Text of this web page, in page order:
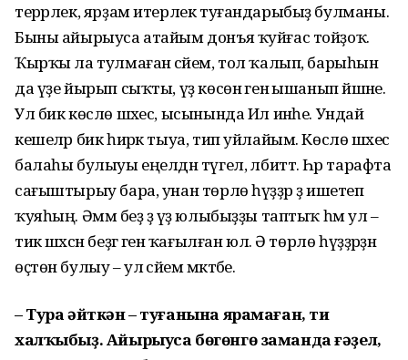
терәрлек, ярҙам итерлек туғандарыбыҙ булманы.
Быны айырыуса атайым донъя ҡуйғас тойҙоҡ.
Ҡырҡы ла тулмаған әсәйем, тол ҡалып, барыһын
да үҙе йырып сыҡты, үҙ көсөнә генә ышанып йәшәне.
Ул бик көслө шәхес, ысынында Ил инәһе. Ундай
кешеләр бик һирәк тыуа, тип уйлайым. Көслө шәхес
балаһы булыуы еңелдән түгел, әлбиттә. Һәр тарафта
сағыштырыу бара, унан төрлө һүҙҙәр ҙә ишетеп
ҡуяһың. Әммә беҙ ҙә үҙ юлыбыҙҙы таптыҡ һәм ул –
тик шәхсән беҙгә генә ҡағылған юл. Ә төрлө һүҙҙәрҙән
өҫтөн булыу – ул әсәйем мәктәбе.
– Тура әйткән – туғанына ярамаған, ти
халҡыбыҙ. Айырыуса бөгөнгө заманда ғәҙел,